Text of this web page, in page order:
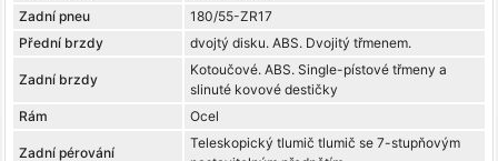
Zadní pneu
180/55-ZR17
Přední brzdy
dvojtý disku. ABS. Dvojitý třmenem.
Zadní brzdy
Kotoučové. ABS. Single-pístové třmeny a
slinuté kovové destičky
Rám
Ocel
Zadní pérování
Teleskopický tlumič tlumič se 7-stupňovým